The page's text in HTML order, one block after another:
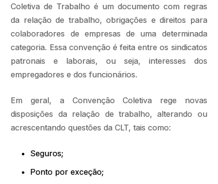
Coletiva de Trabalho é um documento com regras
da relação de trabalho, obrigações e direitos para
colaboradores de empresas de uma determinada
categoria. Essa convenção é feita entre os sindicatos
patronais e laborais, ou seja, interesses dos
empregadores e dos funcionários.
Em geral, a Convenção Coletiva rege novas
disposições da relação de trabalho, alterando ou
acrescentando questões da CLT, tais como:
Seguros;
Ponto por exceção;